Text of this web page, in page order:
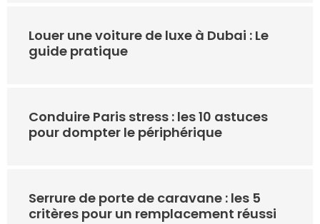
Louer une voiture de luxe à Dubai : Le
guide pratique
Conduire Paris stress : les 10 astuces
pour dompter le périphérique
Serrure de porte de caravane : les 5
critères pour un remplacement réussi